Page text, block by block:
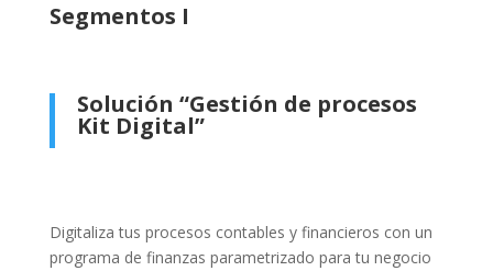
Segmentos I
Solución “Gestión de procesos
Kit Digital”
Digitaliza tus procesos contables y financieros con un
programa de finanzas parametrizado para tu negocio